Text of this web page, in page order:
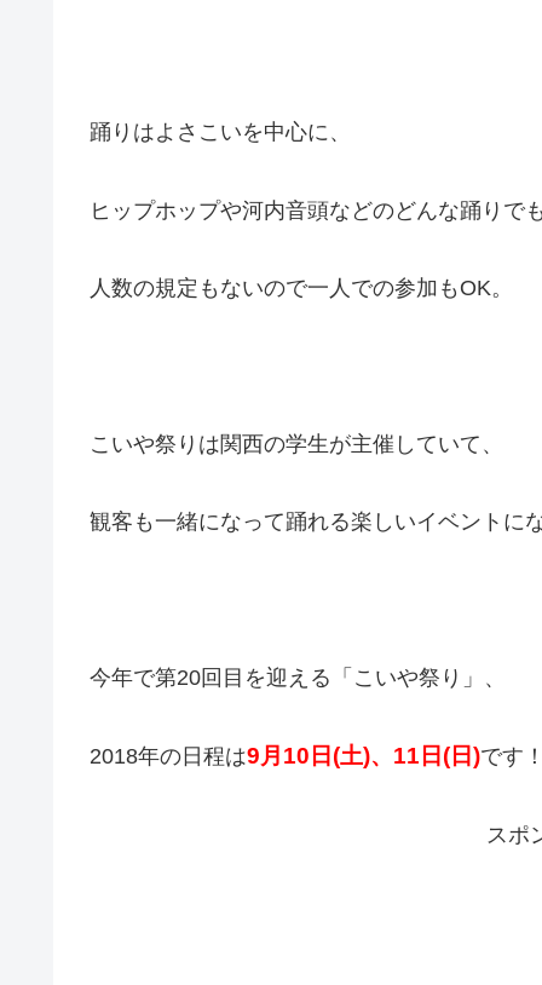
踊りはよさこいを中心に、
ヒップホップや河内音頭などのどんな踊りで
人数の規定もないので一人での参加もOK。
こいや祭りは関西の学生が主催していて、
観客も一緒になって踊れる楽しいイベントに
今年で第20回目を迎える「こいや祭り」、
2018年の日程は9月10日(土)、11日(日)です
スポ